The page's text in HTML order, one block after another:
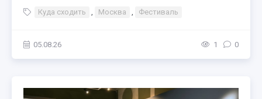
Куда сходить , Москва , Фестиваль
05.08.26 1 0